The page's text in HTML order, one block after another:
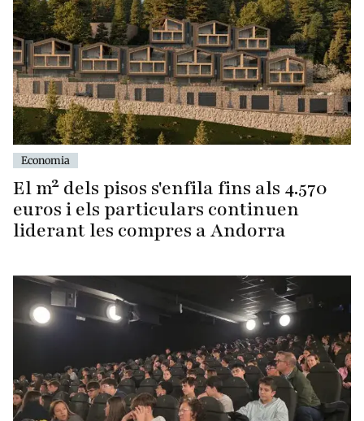
Economia
El m² dels pisos s'enfila fins als 4.570
euros i els particulars continuen
liderant les compres a Andorra